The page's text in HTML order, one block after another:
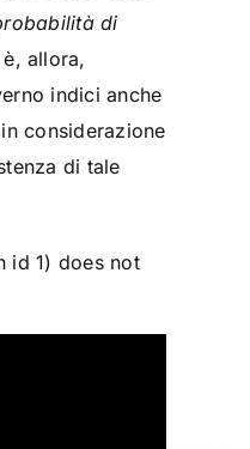
di
è, allora,
indici anche
considerazione
di tale
id 1) does not